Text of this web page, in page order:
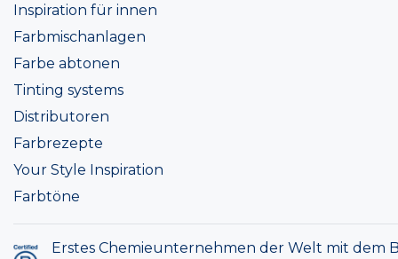
Inspiration für innen
Farbmischanlagen
Farbe abtonen
Tinting systems
Distributoren
Farbrezepte
Your Style Inspiration
Farbtöne
Erstes Chemieunternehmen der Welt mit dem